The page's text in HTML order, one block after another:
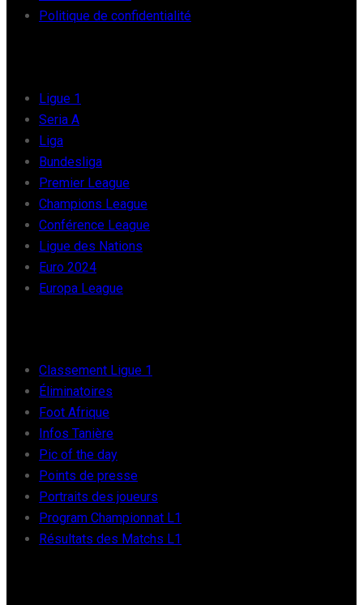
Politique de confidentialité
Ligue 1
Seria A
Liga
Bundesliga
Premier League
Champions League
Conférence League
Ligue des Nations
Euro 2024
Europa League
Classement Ligue 1
Éliminatoires
Foot Afrique
Infos Tanière
Pic of the day
Points de presse
Portraits des joueurs
Program Championnat L1
Résultats des Matchs L1